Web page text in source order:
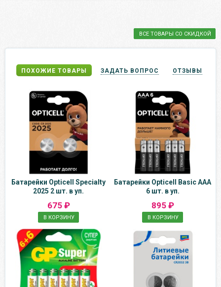
ВСЕ ТОВАРЫ СО СКИДКОЙ
ПОХОЖИЕ ТОВАРЫ ЗАДАТЬ ВОПРОС ОТЗЫВЫ
Батарейки Opticell Specialty
2025 2 шт. в уп.
675 ₽
В КОРЗИНУ
Батарейки Opticell Basic AAA
6 шт. в уп.
895 ₽
В КОРЗИНУ